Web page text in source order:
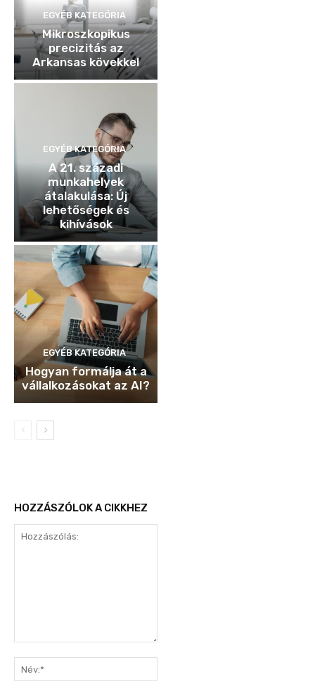
EGYÉB KATEGÓRIA
Mikroszkopikus
precizitás az
Arkansas kövekkel
EGYÉB KATEGÓRIA
A 21. századi
munkahelyek
átalakulása: Új
lehetőségek és
kihívások
EGYÉB KATEGÓRIA
Hogyan formálja át a
vállalkozásokat az AI?
HOZZÁSZÓLOK A CIKKHEZ